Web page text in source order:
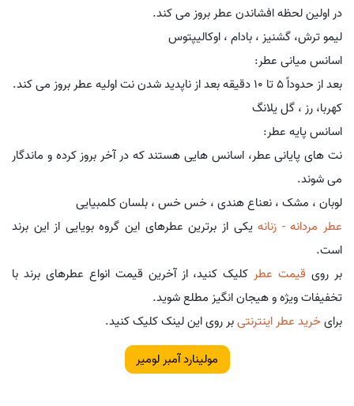
در اولین لحظه افشاندن عطر بروز می کند.
لیمو ترش، گشنیز ، بادام ، اوکالیپتوس
اسانس میانی عطر:
بعد از حدوداً 5 تا 10 دقیقه بعد از ناپدید شدن نت اولیه عطر بروز می کند.
کهربا، رز ، گل یلانگ
اسانس پایه عطر:
نت های پایانی عطر، اسانس هایی هستند که در آخر بروز کرده و ماندگار
می شوند.
لوبان ، مشک ، نعناع هندی ، خس خس ، بلسان کلمبیایی
عطر مردانه - زنانهیکی از برترین عطرهای این گروه بویایی از این برند
است.
بر روی قیمت عطر کلیک کنید، از آخرین قیمت انواع عطرهای برند با
تخفیفات ویژه و هیجان انگیز مطلع شوید.
برایخرید عطر اینترنتیبر روی این لینک کلیک کنید.
مولینارد آمبر لومیر